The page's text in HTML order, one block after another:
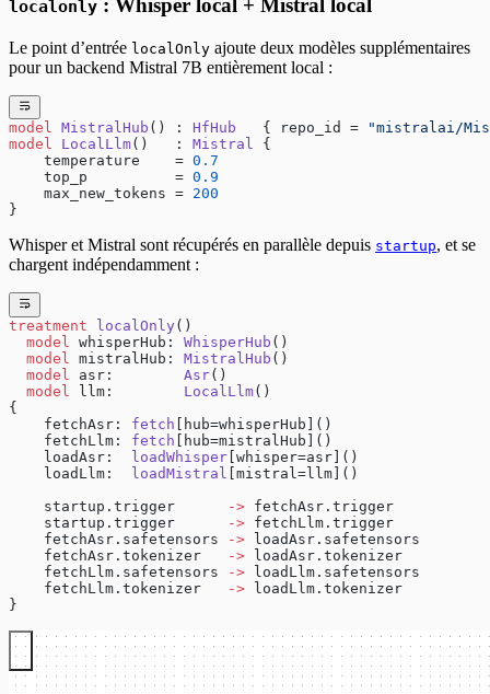
localonly : Whisper local + Mistral local
Le point d’entrée localOnly ajoute deux modèles supplémentaires
pour un backend Mistral 7B entièrement local :
model MistralHub () : HfHub
   { repo_id =
"mistralai/
model LocalLlm()   : Mistral {
    temperature    =
0.7
    top_p          =
0.9
    max_new_tokens =
200
}
Whisper et Mistral sont récupérés en parallèle depuis startup, et se
chargent indépendamment :
treatment localOnly()
  model
whisperHub: WhisperHub ()
  model
mistralHub: MistralHub ()
  model
asr: Asr()
  model
llm: LocalLlm()
{
    fetchAsr:
fetch [hub=whisperHub]()
    fetchLlm:
fetch [hub=mistralHub]()
    loadAsr:
loadWhisper [whisper=asr]()
    loadLlm:
loadMistral [mistral=llm]()
    startup.trigger
-> fetchAsr.trigger
    startup.trigger
-> fetchLlm.trigger
    fetchAsr.safetensors
-> loadAsr.safetensors
    fetchAsr.tokenizer
-> loadAsr.tokenizer
    fetchLlm.safetensors
-> loadLlm.safetensors
    fetchLlm.tokenizer
-> loadLlm.tokenizer
}